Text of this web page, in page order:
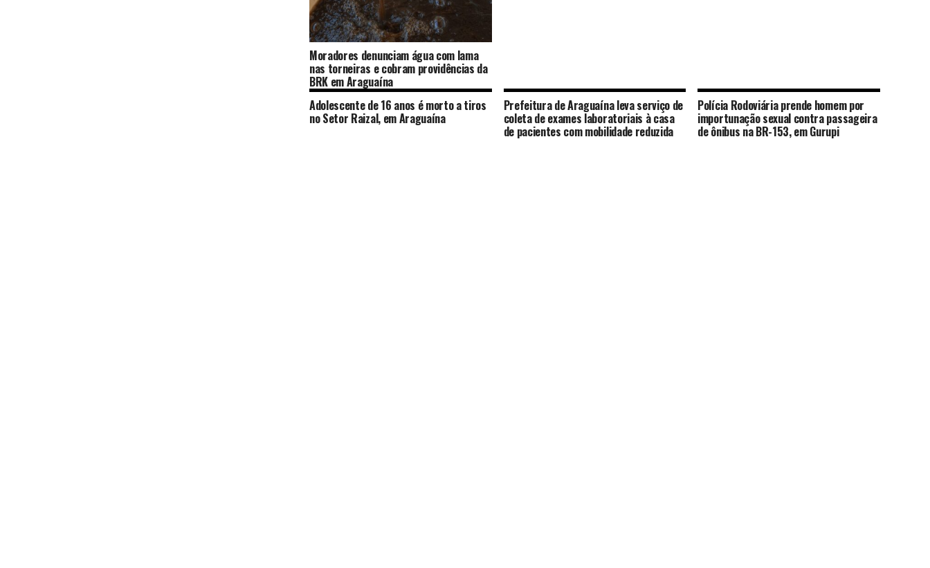
Moradores denunciam água com lama
nas torneiras e cobram providências da
BRK em Araguaína
Adolescente de 16 anos é morto a tiros
no Setor Raizal, em Araguaína
Prefeitura de Araguaína leva serviço de
coleta de exames laboratoriais à casa
de pacientes com mobilidade reduzida
Polícia Rodoviária prende homem por
importunação sexual contra passageira
de ônibus na BR-153, em Gurupi